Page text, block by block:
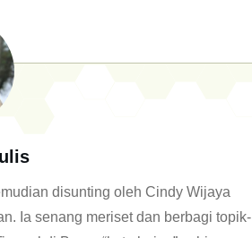
disunting oleh Cindy Wijaya
Ia senang meriset dan berbagi topik-